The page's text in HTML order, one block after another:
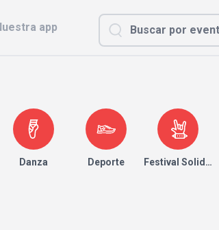
app
Danza Deporte Festival Solidario